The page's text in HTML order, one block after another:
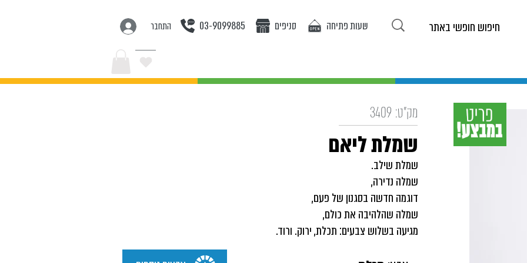
התחבר שעות פתיחה סניפים 03-9099885
3409 מק"ט:
שמלת ליאם
שמלת שילב.
שמלה נדירה,
דוגמה חדשה בסגנון של פעם,
שמלה שהלהיבה את כולם,
מגיעה בשלוש צבעים: תכלת, ירוק. ורוד.